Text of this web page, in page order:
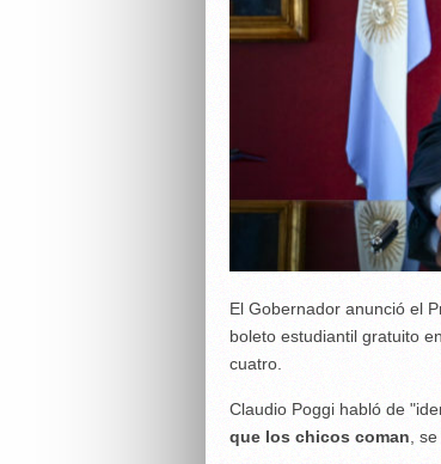
El Gobernador anunció el
boleto estudiantil gratuito
cuatro.
Claudio Poggi habló de
que los chicos coman,